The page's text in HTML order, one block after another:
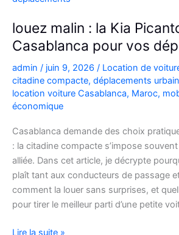
louez malin : la Kia
Casablanca pour vos
admin / juin 9, 2026 / Location de
citadine compacte, déplacements
location voiture Casablanca, Maroc,
économique
Casablanca demande des choix
: la citadine compacte s’impose
alliée. Dans cet article, je décrypte
plaît tant aux conducteurs de passage
comment la louer sans surprises, et
pour tirer le meilleur parti d’une petite
louez
Lire la suite »